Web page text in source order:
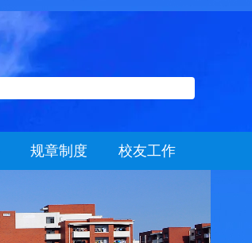
规章制度 校友工作